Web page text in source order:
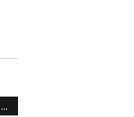
VENTASSO, SÌ ALLA CITTADINANZA ONORARIA A IVA ZANICCHI. MA BARGIACCHI: “È DI PESSIMO GUSTO”